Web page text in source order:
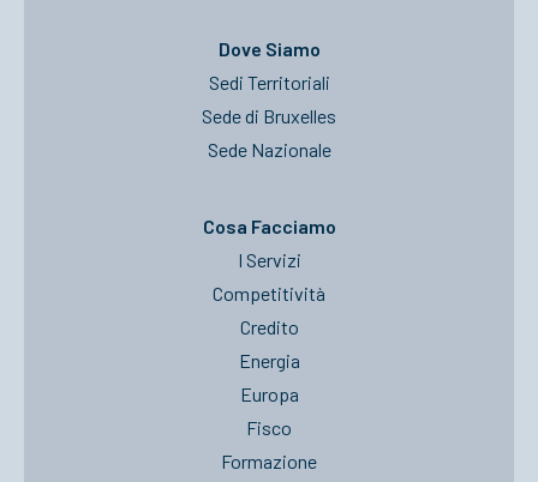
Dove Siamo
Sedi Territoriali
Sede di Bruxelles
Sede Nazionale
Cosa Facciamo
I Servizi
Competitività
Credito
Energia
Europa
Fisco
Formazione